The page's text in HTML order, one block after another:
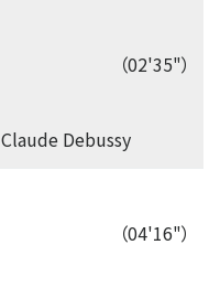
（02'35"）
Claude Debussy
（04'16"）